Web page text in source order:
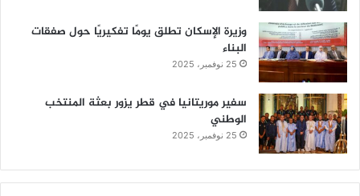
وزيرة الإسكان تطلق يومًا تفكيريًا حول صفقات
البناء
25 نوفمبر، 2025
سفير موريتانيا في قطر يزور بعثة المنتخب
الوطني
25 نوفمبر، 2025